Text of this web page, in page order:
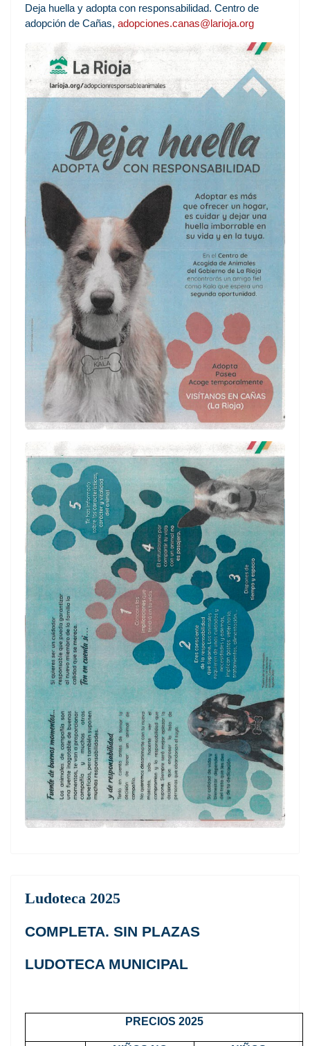
Deja huella y adopta con responsabilidad. Centro de
adopción de Cañas, adopciones.canas@larioja.org
Ludoteca 2025
COMPLETA. SIN PLAZAS
LUDOTECA MUNICIPAL
PRECIOS 2025